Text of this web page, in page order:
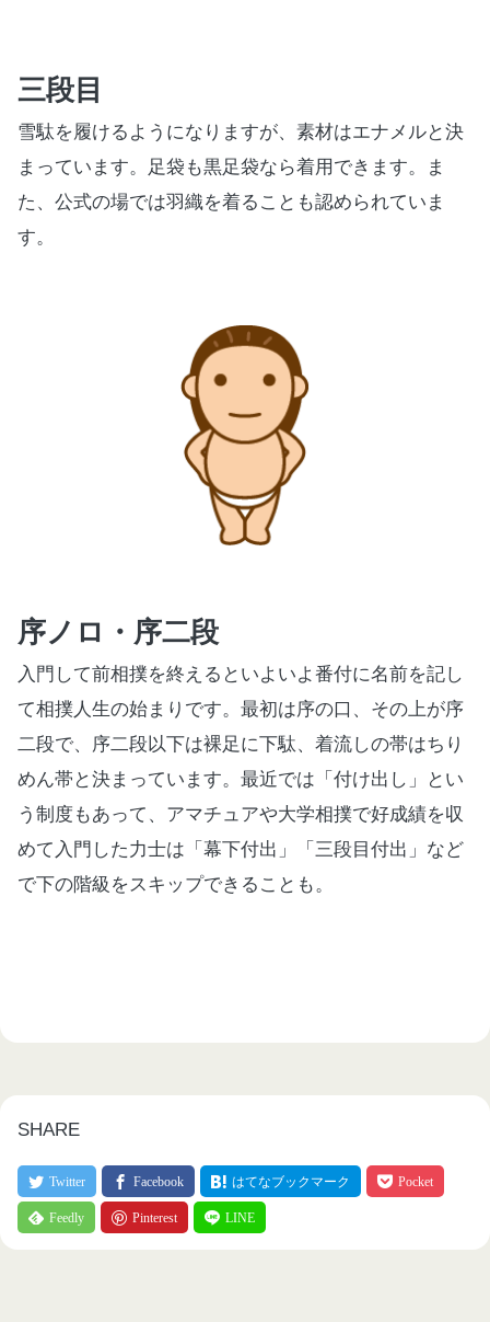
三段目
雪駄を履けるようになりますが、素材はエナメルと決
まっています。足袋も黒足袋なら着用できます。ま
た、公式の場では羽織を着ることも認められていま
す。
序ノロ・序二段
入門して前相撲を終えるといよいよ番付に名前を記し
て相撲人生の始まりです。最初は序の口、その上が序
二段で、序二段以下は裸足に下駄、着流しの帯はちり
めん帯と決まっています。最近では「付け出し」とい
う制度もあって、アマチュアや大学相撲で好成績を収
めて入門した力士は「幕下付出」「三段目付出」など
で下の階級をスキップできることも。
SHARE